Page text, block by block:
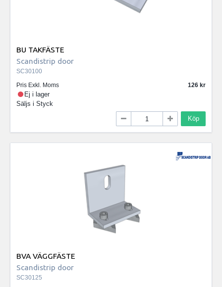
BU TAKFÄSTE
Scandistrip door
SC30100
Pris Exkl. Moms
126
Ej i lager
Säljs i Styck
Köp
BVA VÄGGFÄSTE
Scandistrip door
SC30125